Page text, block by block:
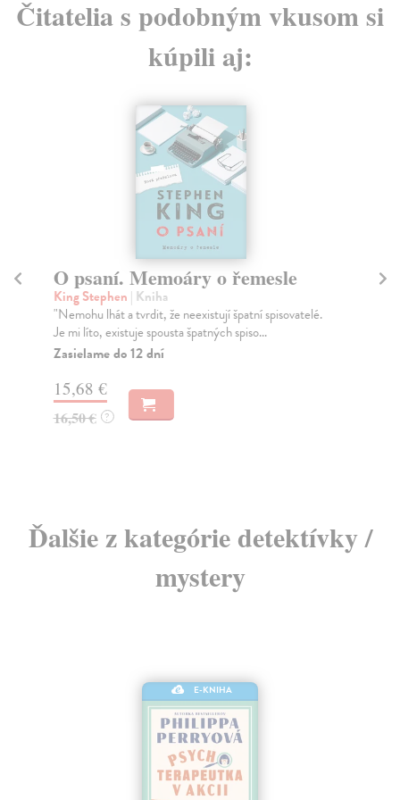
Čitatelia s podobným vkusom si
kúpili aj:
Běžící muž
King Stephen| Kniha
Sci-fi z nedaleké budoucnosti líčí temnými barvami
industriální svět, nikoli nepodobný totalitě. Záb...
Zasielame do 10 dní
14,55 €
15,00 €
Ďalšie z kategórie detektívky /
mystery
E-KNIHA